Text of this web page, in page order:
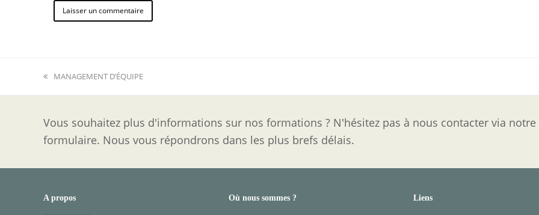
previous
MANAGEMENT D’ÉQUIPE
Vous souhaitez plus d'informations sur nos formations ? N'hésitez pas à nous contacter via notre
formulaire. Nous vous répondrons dans les plus brefs délais.
A propos Où nous sommes ? Liens